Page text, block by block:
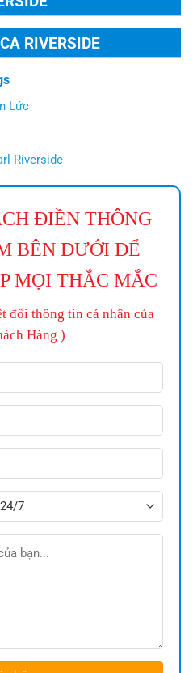
RIVERSIDE
Lức
Riverside
ĐIỀN THÔNG
BÊN DƯỚI ĐỂ
MỌI THẮC MẮC
đối thông tin cá nhân của
Hàng )